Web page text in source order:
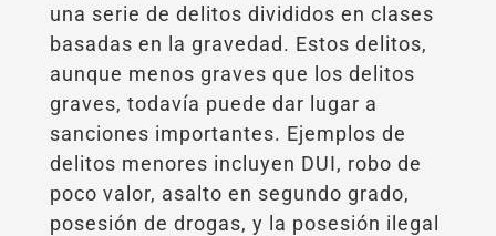
una serie de delitos divididos en clases
basadas en la gravedad. Estos delitos,
aunque menos graves que los delitos
graves, todavía puede dar lugar a
sanciones importantes. Ejemplos de
delitos menores incluyen DUI, robo de
poco valor, asalto en segundo grado,
posesión de drogas, y la posesión ilegal